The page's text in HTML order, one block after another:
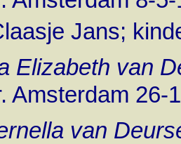
Jans;
Elizabeth van
Amsterdam 26-
van